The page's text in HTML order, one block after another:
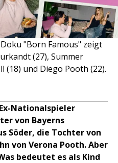
"Born Famous" zeigt
(27), Summer
(18) und Diego Pooth (22).
Nationalspieler
von Bayerns
Söder, die Tochter von
von Verona Pooth. Aber
bedeutet es als Kind